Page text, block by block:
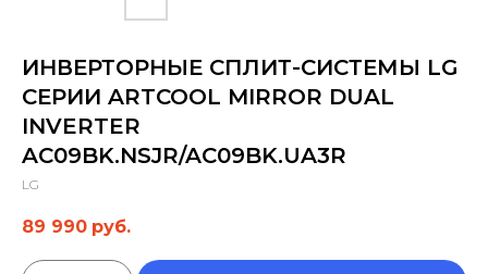
ИНВЕРТОРНЫЕ СПЛИТ-СИСТЕМЫ LG
СЕРИИ ARTCOOL MIRROR DUAL
INVERTER
AC09BK.NSJR/AC09BK.UA3R
LG
89 990 руб.